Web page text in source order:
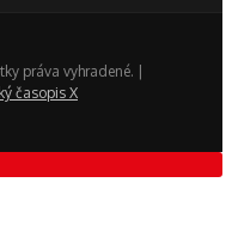
práva vyhradené. |
časopis X